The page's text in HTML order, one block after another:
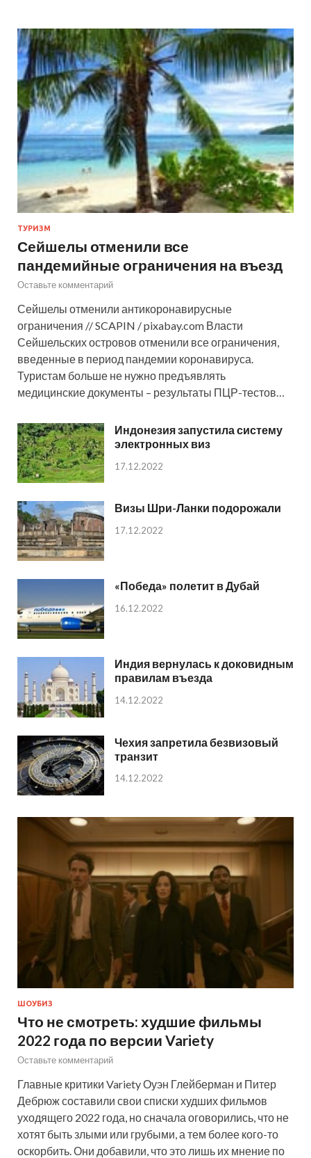
ТУРИЗМ
Сейшелы отменили все
пандемийные ограничения на въезд
Оставьте комментарий
Сейшелы отменили антикоронавирусные
ограничения // SCAPIN / pixabay.com Власти
Сейшельских островов отменили все ограничения,
введенные в период пандемии коронавируса.
Туристам больше не нужно предъявлять
медицинские документы – результаты ПЦР-тестов…
Индонезия запустила систему
электронных виз
17.12.2022
Визы Шри-Ланки подорожали
17.12.2022
«Победа» полетит в Дубай
16.12.2022
Индия вернулась к доковидным
правилам въезда
14.12.2022
Чехия запретила безвизовый
транзит
14.12.2022
ШОУБИЗ
Что не смотреть: худшие фильмы
2022 года по версии Variety
Оставьте комментарий
Главные критики Variety Оуэн Глейберман и Питер
Дебрюж составили свои списки худших фильмов
уходящего 2022 года, но сначала оговорились, что не
хотят быть злыми или грубыми, а тем более кого-то
оскорбить. Они добавили, что это лишь их мнение по